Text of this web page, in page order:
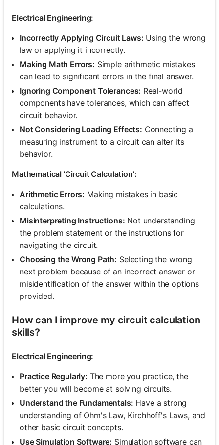
Electrical Engineering:
Incorrectly Applying Circuit Laws: Using the wrong
law or applying it incorrectly.
Making Math Errors: Simple arithmetic mistakes
can lead to significant errors in the final answer.
Ignoring Component Tolerances: Real-world
components have tolerances, which can affect
circuit behavior.
Not Considering Loading Effects: Connecting a
measuring instrument to a circuit can alter its
behavior.
Mathematical 'Circuit Calculation':
Arithmetic Errors: Making mistakes in basic
calculations.
Misinterpreting Instructions: Not understanding
the problem statement or the instructions for
navigating the circuit.
Choosing the Wrong Path: Selecting the wrong
next problem because of an incorrect answer or
misidentification of the answer within the options
provided.
How can I improve my circuit calculation
skills?
Electrical Engineering:
Practice Regularly: The more you practice, the
better you will become at solving circuits.
Understand the Fundamentals: Have a strong
understanding of Ohm's Law, Kirchhoff's Laws, and
other basic circuit concepts.
Use Simulation Software: Simulation software can